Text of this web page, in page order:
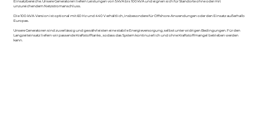
Einsatzbereiche. Unsere Generatoren liefern Leistungen von 5 kVA bis 100 kVA und eignen sich für Standorte ohne oder mit
unzureichendem Netzstromanschluss.
Die 100-kVA-Version ist optional mit 60 Hz und 440 V erhältlich, insbesondere für Offshore-Anwendungen oder den Einsatz außerhalb
Europas.
Unsere Generatoren sind zuverlässig und gewährleisten eine stabile Energieversorgung, selbst unter widrigen Bedingungen. Für den
Langzeiteinsatz liefern wir passendeKraftstofftanks , sodass das System kontinuierlich und ohne Kraftstoffmangel betrieben werden
kann.